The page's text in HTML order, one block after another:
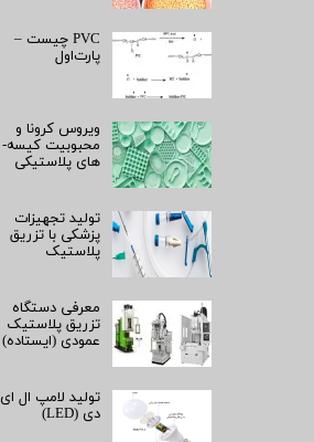
PVC چیست –
پارت‌اول
ویروس کرونا و
محبوبیت کیسه­
های پلاستیکی
تولید تجهیزات
پزشکی با تزریق
پلاستیک
معرفی دستگاه
تزریق پلاستیک
عمودی (ایستاده)
تولید لامپ ال ای
دی (LED)